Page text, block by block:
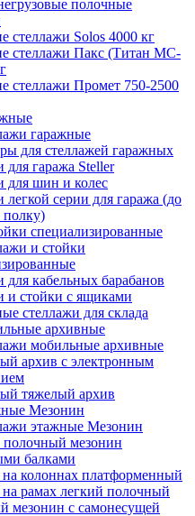
полочные
стеллажи Solos 4000 кг
стеллажи Пакс (Титан МС-
стеллажи Промет 750-2500
гаражные
для стеллажей гаражных
для гаража Steller
для шин и колес
легкой серии для гаража (до
полку)
специализированные
и стойки
для кабельных барабанов
и стойки с ящиками
стеллажи для склада
архивные
мобильные архивные
архив с электронным
тяжелый архив
Мезонин
этажные Мезонин
полочный мезонин
балками
колоннах платформенный
рамах легкий полочный
мезонин с самонесущей